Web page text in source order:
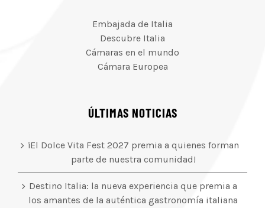
Embajada de Italia
Descubre Italia
Cámaras en el mundo
Cámara Europea
ÚLTIMAS NOTICIAS
¡El Dolce Vita Fest 2027 premia a quienes forman
parte de nuestra comunidad!
Destino Italia: la nueva experiencia que premia a
los amantes de la auténtica gastronomía italiana